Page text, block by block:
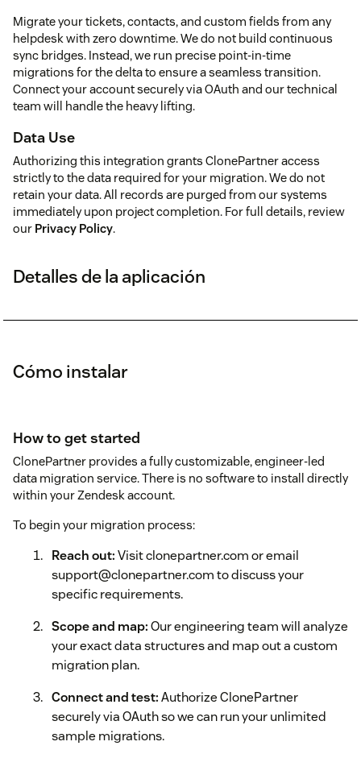
Migrate your tickets, contacts, and custom fields from any
helpdesk with zero downtime. We do not build continuous
sync bridges. Instead, we run precise point-in-time
migrations for the delta to ensure a seamless transition.
Connect your account securely via OAuth and our technical
team will handle the heavy lifting.
Data Use
Authorizing this integration grants ClonePartner access
strictly to the data required for your migration. We do not
retain your data. All records are purged from our systems
immediately upon project completion. For full details, review
our Privacy Policy.
Detalles de la aplicación
Cómo instalar
How to get started
ClonePartner provides a fully customizable, engineer-led
data migration service. There is no software to install directly
within your Zendesk account.
To begin your migration process:
Reach out:Visit clonepartner.com or email
support@clonepartner.com to discuss your
specific requirements.
Scope and map:Our engineering team will analyze
your exact data structures and map out a custom
migration plan.
Connect and test:Authorize ClonePartner
securely via OAuth so we can run your unlimited
sample migrations.